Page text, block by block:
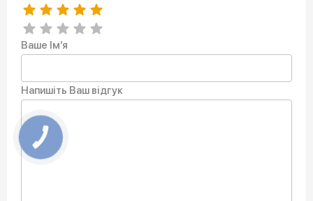
Ваше Ім’я
Напишіть Ваш відгук